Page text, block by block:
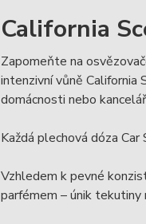
California
Zapomeňte na
intenzivní vůně California
domácnosti nebo
Každá plechová dóza
Vzhledem k pevné
parfémem – únik